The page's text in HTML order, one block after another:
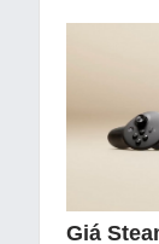
Giá